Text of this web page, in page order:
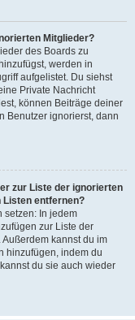
Mitglieder?
des Boards zu
werden in
aufgelistet. Du siehst
Private Nachricht
können Beiträge deiner
Benutzer ignorierst, dann
zur Liste der ignorierten
Listen entfernen?
setzen: In jedem
zur Liste der
kannst du im
hinzufügen, indem du
du sie auch wieder